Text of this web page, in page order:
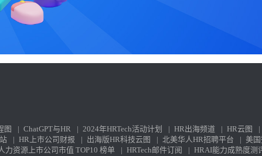
图 | ChatGPT与HR | 2024年HRTech活动计划 | HR出海频道 | HR云图 |
| HR上市公司财报 | 出海版HR科技云图 | 北美华人HR招聘平台 | 美
力资源上市公司市值 TOP10 榜单 | HRTech邮件订阅 | HRAI能力成熟度测